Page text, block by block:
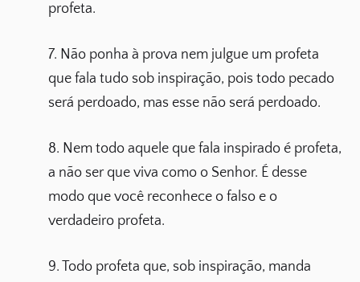
profeta.
7. Não ponha à prova nem julgue um profeta
que fala tudo sob inspiração, pois todo pecado
será perdoado, mas esse não será perdoado.
8. Nem todo aquele que fala inspirado é profeta,
a não ser que viva como o Senhor. É desse
modo que você reconhece o falso e o
verdadeiro profeta.
9. Todo profeta que, sob inspiração, manda